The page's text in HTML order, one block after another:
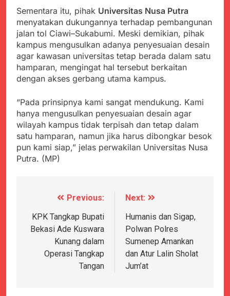
Pengelolaan Sampah
PDIP Tegaskan ASI
adalah Investasi
Peradaban dan Upaya
Cegah Stunting
Agustus 6, 2026
Sementara itu, pihak Universitas Nusa Putra
menyatakan dukungannya terhadap pembangunan
jalan tol Ciawi–Sukabumi. Meski demikian, pihak
kampus mengusulkan adanya penyesuaian desain
agar kawasan universitas tetap berada dalam satu
hamparan, mengingat hal tersebut berkaitan
dengan akses gerbang utama kampus.
“Pada prinsipnya kami sangat mendukung. Kami
hanya mengusulkan penyesuaian desain agar
wilayah kampus tidak terpisah dan tetap dalam
satu hamparan, namun jika harus dibongkar besok
pun kami siap,” jelas perwakilan Universitas Nusa
Putra. (MP)
Navigasi
pos
Previous:
KPK Tangkap Bupati
Bekasi Ade Kuswara
Kunang dalam
Operasi Tangkap
Tangan
Next:
Humanis dan Sigap,
Polwan Polres
Sumenep Amankan
dan Atur Lalin Sholat
Jum’at